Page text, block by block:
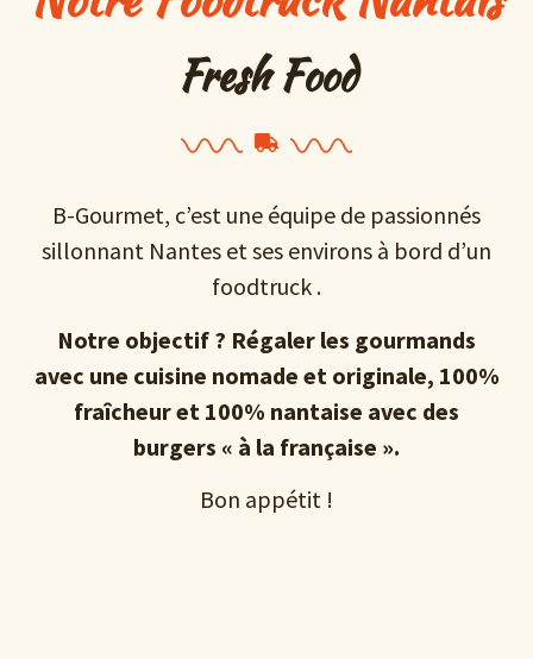
Fresh Food
B-Gourmet, c’est une équipe de passionnés
sillonnant Nantes et ses environs à bord d’un
foodtruck .
Notre objectif ? Régaler les gourmands
avec une cuisine nomade et originale, 100%
fraîcheur et 100% nantaise avec des
burgers « à la française ».
Bon appétit !